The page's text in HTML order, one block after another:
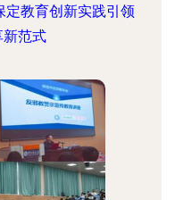
定教育创新实践引领
新范式